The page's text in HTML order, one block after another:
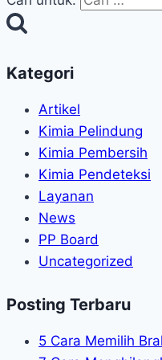
Kategori
Artikel
Kimia Pelindung
Kimia Pembersih
Kimia Pendeteksi
Layanan
News
PP Board
Uncategorized
Posting Terbaru
5 Cara Memilih